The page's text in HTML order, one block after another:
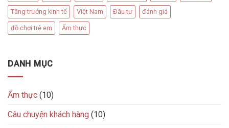
Tăng trưởng kinh tế Việt Nam Đầu tư đánh giá
đồ chơi trẻ em Ẩm thực
DANH MỤC
Ẩm thực (10)
Câu chuyện khách hàng (10)